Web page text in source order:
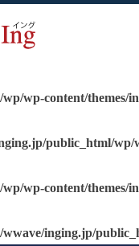
wp-content/themes/
public_html/wp/
wp-content/themes/
wwave/inging.jp/